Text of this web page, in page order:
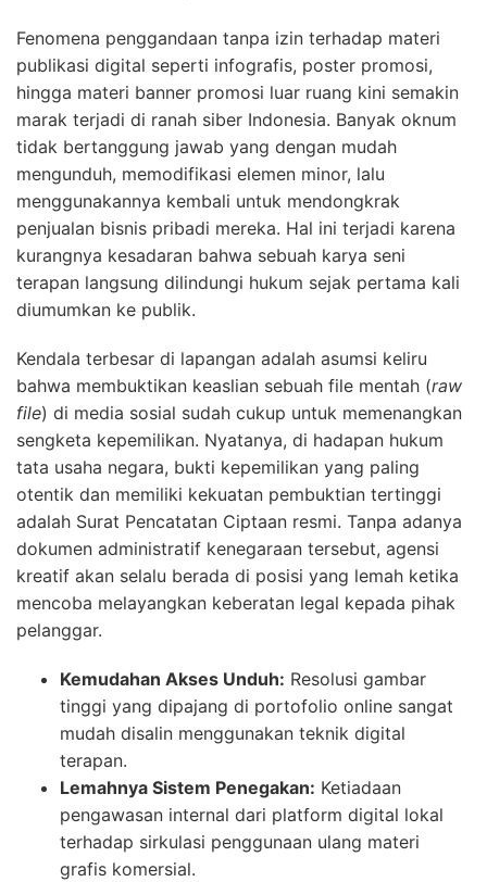
Fenomena penggandaan tanpa izin terhadap materi
publikasi digital seperti infografis, poster promosi,
hingga materi banner promosi luar ruang kini semakin
marak terjadi di ranah siber Indonesia. Banyak oknum
tidak bertanggung jawab yang dengan mudah
mengunduh, memodifikasi elemen minor, lalu
menggunakannya kembali untuk mendongkrak
penjualan bisnis pribadi mereka. Hal ini terjadi karena
kurangnya kesadaran bahwa sebuah karya seni
terapan langsung dilindungi hukum sejak pertama kali
diumumkan ke publik.
Kendala terbesar di lapangan adalah asumsi keliru
bahwa membuktikan keaslian sebuah file mentah (raw
file) di media sosial sudah cukup untuk memenangkan
sengketa kepemilikan. Nyatanya, di hadapan hukum
tata usaha negara, bukti kepemilikan yang paling
otentik dan memiliki kekuatan pembuktian tertinggi
adalah Surat Pencatatan Ciptaan resmi. Tanpa adanya
dokumen administratif kenegaraan tersebut, agensi
kreatif akan selalu berada di posisi yang lemah ketika
mencoba melayangkan keberatan legal kepada pihak
pelanggar.
Kemudahan Akses Unduh: Resolusi gambar
tinggi yang dipajang di portofolio online sangat
mudah disalin menggunakan teknik digital
terapan.
Lemahnya Sistem Penegakan: Ketiadaan
pengawasan internal dari platform digital lokal
terhadap sirkulasi penggunaan ulang materi
grafis komersial.